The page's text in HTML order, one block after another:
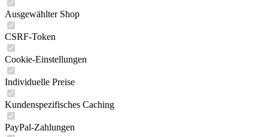
Ausgewählter Shop
CSRF-Token
Cookie-Einstellungen
Individuelle Preise
Kundenspezifisches Caching
PayPal-Zahlungen